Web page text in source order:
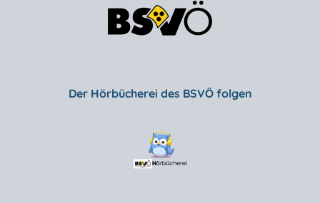
Der Hörbücherei des BSVÖ folgen